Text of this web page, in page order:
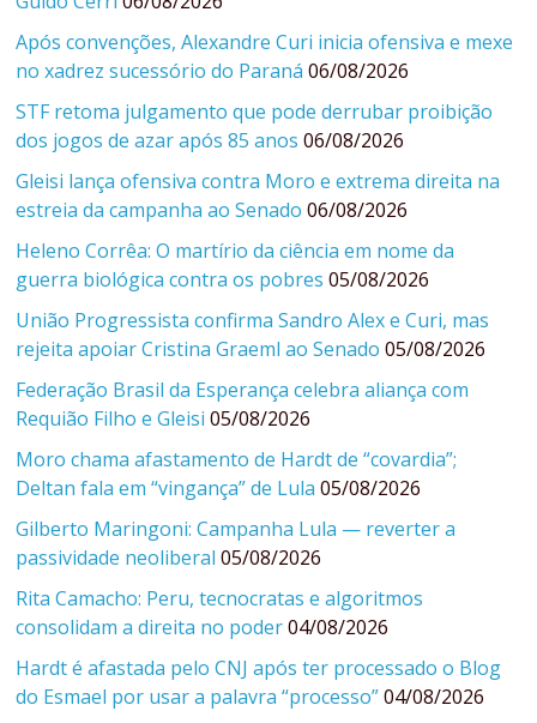
Após convenções, Alexandre Curi inicia ofensiva e mexe
no xadrez sucessório do Paraná 06/08/2026
STF retoma julgamento que pode derrubar proibição
dos jogos de azar após 85 anos 06/08/2026
Gleisi lança ofensiva contra Moro e extrema direita na
estreia da campanha ao Senado 06/08/2026
Heleno Corrêa: O martírio da ciência em nome da
guerra biológica contra os pobres 05/08/2026
União Progressista confirma Sandro Alex e Curi, mas
rejeita apoiar Cristina Graeml ao Senado 05/08/2026
Federação Brasil da Esperança celebra aliança com
Requião Filho e Gleisi 05/08/2026
Moro chama afastamento de Hardt de “covardia”;
Deltan fala em “vingança” de Lula 05/08/2026
Gilberto Maringoni: Campanha Lula — reverter a
passividade neoliberal 05/08/2026
Rita Camacho: Peru, tecnocratas e algoritmos
consolidam a direita no poder 04/08/2026
Hardt é afastada pelo CNJ após ter processado o Blog
do Esmael por usar a palavra “processo” 04/08/2026